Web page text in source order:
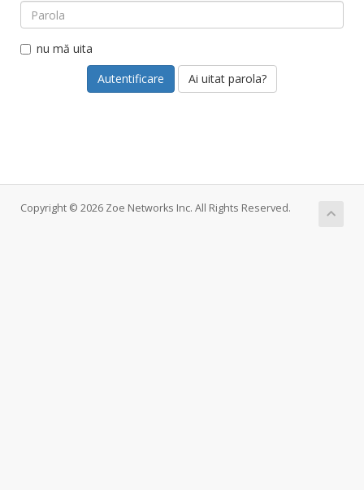
nu mă uita
Ai uitat parola?
Copyright © 2026 Zoe Networks Inc. All Rights Reserved.